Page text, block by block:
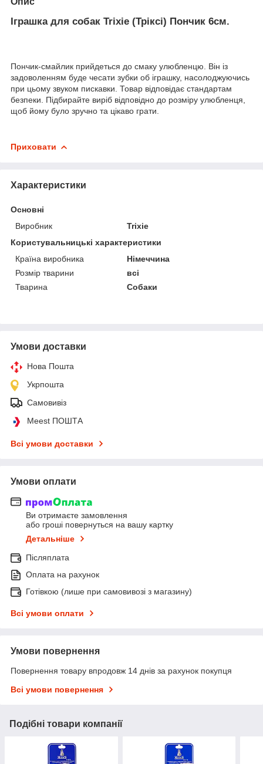
Іграшка для собак Trixie (Тріксі) Пончик 6см.
Пончик-смайлик прийдеться до смаку улюбленцю. Він із
задоволенням буде чесати зубки об іграшку, насолоджуючись
при цьому звуком пискавки. Товар відповідає стандартам
безпеки. Підбирайте виріб відповідно до розміру улюбленця,
щоб йому було зручно та цікаво грати.
Приховати
Характеристики
Основні
Виробник
Trixie
Користувальницькі характеристики
Країна виробника
Німеччина
Розмір тварини
всі
Тварина
Собаки
Умови доставки
Нова Пошта
Укрпошта
Самовивіз
Meest ПОШТА
Всі умови доставки
Умови оплати
Ви отримаєте замовлення
або гроші повернуться на вашу картку
Детальніше
Післяплата
Оплата на рахунок
Готівкою (лише при самовивозі з магазину)
Всі умови оплати
Умови повернення
Повернення товару впродовж 14 днів за рахунок покупця
Всі умови повернення
Подібні товари компанії